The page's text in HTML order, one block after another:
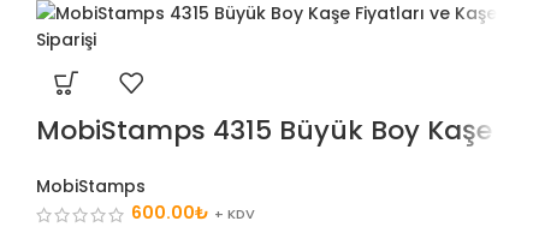
MobiStamps 4315 Büyük Boy Kaşe
MobiStamps
600.00₺ + KDV